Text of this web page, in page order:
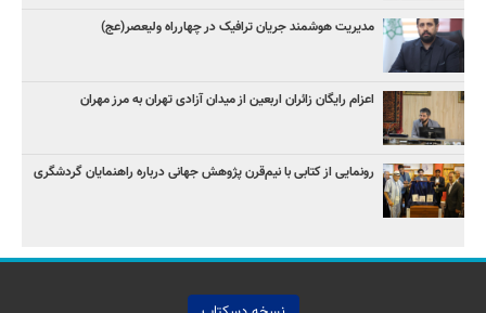
مدیریت هوشمند جریان ترافیک در چهارراه ولیعصر(عج)
اعزام رایگان زائران اربعین از میدان آزادی تهران به مرز مهران
رونمایی از کتابی با نیم‌قرن پژوهش جهانی درباره راهنمایان گردشگری